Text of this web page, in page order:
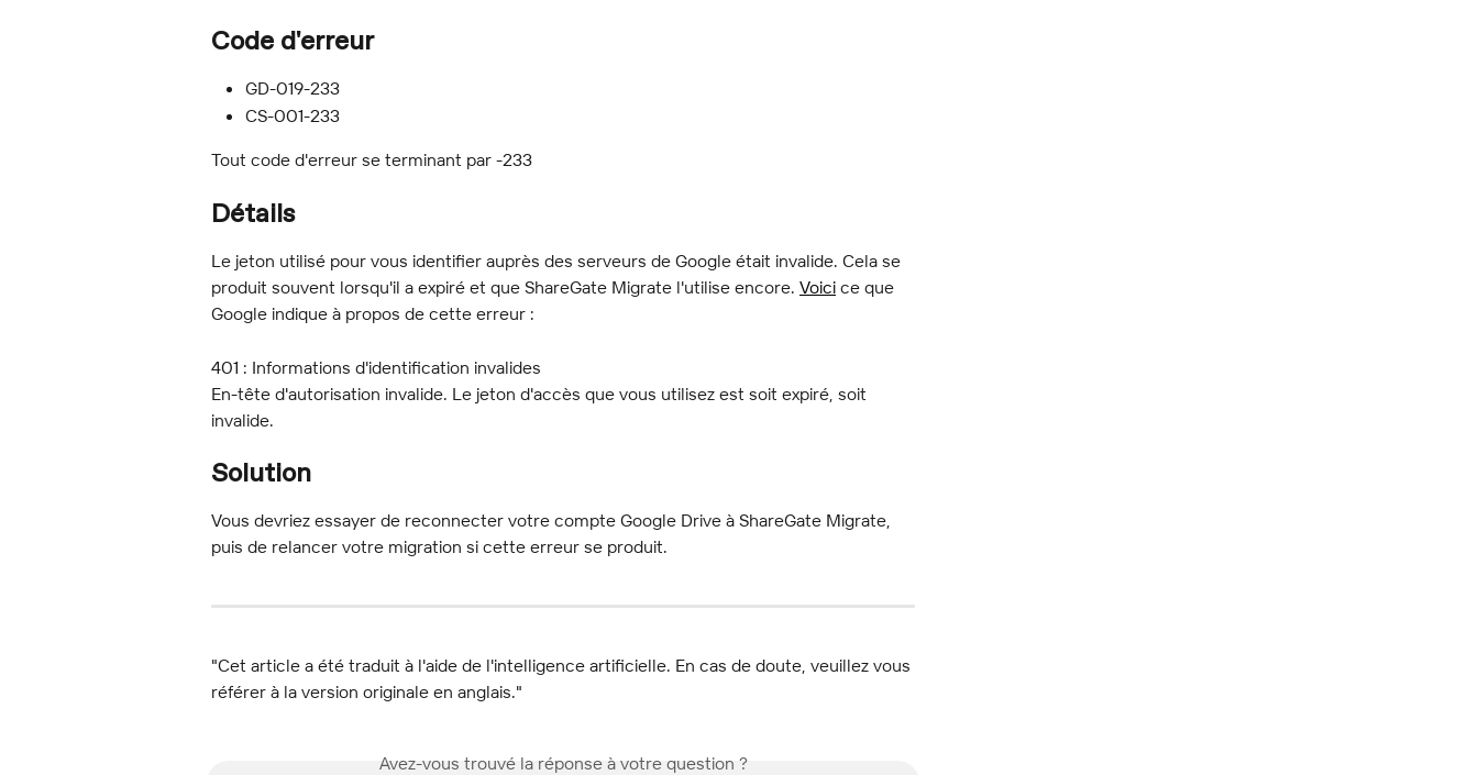
Code d'erreur
GD-019-233
CS-001-233
Tout code d'erreur se terminant par -233
Détails
Le jeton utilisé pour vous identifier auprès des serveurs de Google était invalide. Cela se
produit souvent lorsqu'il a expiré et que ShareGate Migrate l'utilise encore. Voici ce que
Google indique à propos de cette erreur :
401 : Informations d'identification invalides
En-tête d'autorisation invalide. Le jeton d'accès que vous utilisez est soit expiré, soit
invalide.
Solution
Vous devriez essayer de reconnecter votre compte Google Drive à ShareGate Migrate,
puis de relancer votre migration si cette erreur se produit.
"Cet article a été traduit à l'aide de l'intelligence artificielle. En cas de doute, veuillez vous
référer à la version originale en anglais."
Avez-vous trouvé la réponse à votre question ?